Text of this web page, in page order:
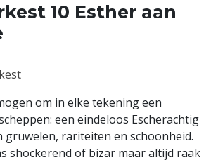
10 Esther aan
om in elke tekening een
een eindeloos Escherachtig
gruwelen, rariteiten en schoonheid.
shockerend of bizar maar altijd raak